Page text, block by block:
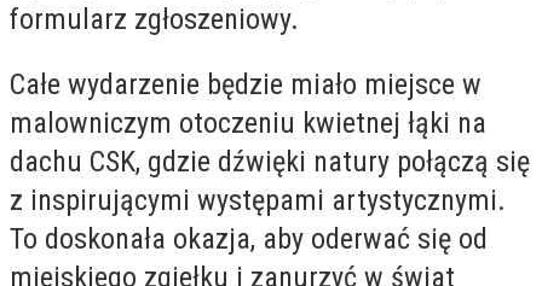
formularz zgłoszeniowy.
Całe wydarzenie będzie miało miejsce w
malowniczym otoczeniu kwietnej łąki na
dachu CSK, gdzie dźwięki natury połączą się
z inspirującymi występami artystycznymi.
To doskonała okazja, aby oderwać się od
miejskiego zgiełku i zanurzyć w świat